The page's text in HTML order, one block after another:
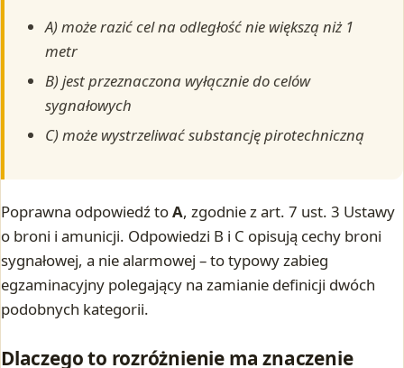
A) może razić cel na odległość nie większą niż 1
metr
B) jest przeznaczona wyłącznie do celów
sygnałowych
C) może wystrzeliwać substancję pirotechniczną
Poprawna odpowiedź toA, zgodnie z art. 7 ust. 3 Ustawy
o broni i amunicji. Odpowiedzi B i C opisują cechy broni
sygnałowej, a nie alarmowej – to typowy zabieg
egzaminacyjny polegający na zamianie definicji dwóch
podobnych kategorii.
Dlaczego to rozróżnienie ma znaczenie